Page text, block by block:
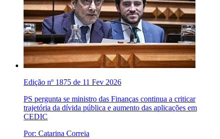
Edição nº 1875 de 11 Fev 2026
PS pergunta se ministro das Finanças continua a criticar
trajetória da dívida pública e aumento das aplicações em
CEDIC
Por: Catarina Correia